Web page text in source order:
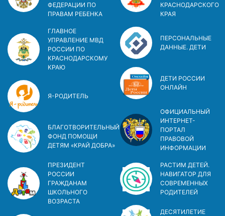
ФЕДЕРАЦИИ ПО
ПРАВАМ РЕБЕНКА
ГЛАВНОЕ
УПРАВЛЕНИЕ МВД
РОССИИ ПО
КРАСНОДАРСКОМУ
КРАЮ
Я-РОДИТЕЛЬ
БЛАГОТВОРИТЕЛЬНЫЙ
ФОНД ПОМОЩИ
ДЕТЯМ «КРАЙ ДОБРА»
ПРЕЗИДЕНТ
РОССИИ
ГРАЖДАНАМ
ШКОЛЬНОГО
ВОЗРАСТА
КРАСНОДАРСКОГО
КРАЯ
ПЕРСОНАЛЬНЫЕ
ДАННЫЕ. ДЕТИ
ДЕТИ РОССИИ
ОНЛАЙН
ОФИЦИАЛЬНЫЙ
ИНТЕРНЕТ-
ПОРТАЛ
ПРАВОВОЙ
ИНФОРМАЦИИ
РАСТИМ ДЕТЕЙ.
НАВИГАТОР ДЛЯ
СОВРЕМЕННЫХ
РОДИТЕЛЕЙ
ДЕСЯТИЛЕТИЕ